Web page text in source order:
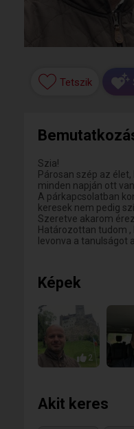
Tetszik
Szia!
Párosan szép az
minden napján ott
A párkapcsolatban
keresek nem pedig
Szeretve akarom
Határozottan tudom
levonva a tanulságot
Képek
2
Akit keres